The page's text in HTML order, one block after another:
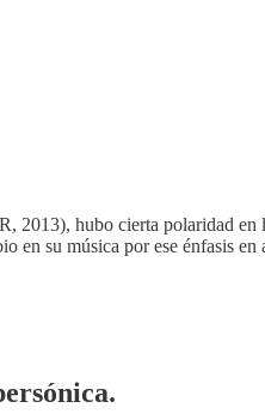
2013), hubo cierta polaridad en
en su música por ese énfasis